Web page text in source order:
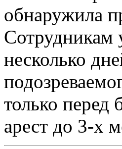
обнаружила
Сотрудникам
несколько
только перед
арест до 3-х